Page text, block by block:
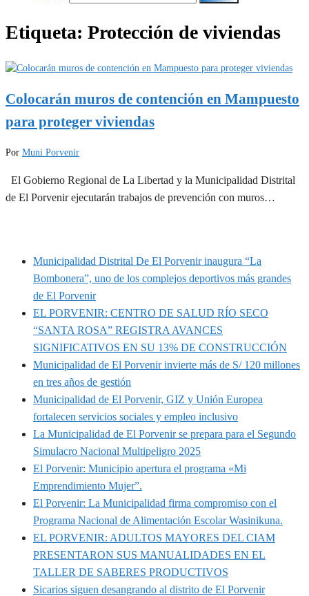
Etiqueta: Protección de viviendas
Colocarán muros de contención en Mampuesto
para proteger viviendas
Por Muni Porvenir
El Gobierno Regional de La Libertad y la Municipalidad Distrital
de El Porvenir ejecutarán trabajos de prevención con muros…
Municipalidad Distrital De El Porvenir inaugura “La
Bombonera”, uno de los complejos deportivos más grandes
de El Porvenir
EL PORVENIR: CENTRO DE SALUD RÍO SECO
“SANTA ROSA” REGISTRA AVANCES
SIGNIFICATIVOS EN SU 13% DE CONSTRUCCIÓN
Municipalidad de El Porvenir invierte más de S/ 120 millones
en tres años de gestión
Municipalidad de El Porvenir, GIZ y Unión Europea
fortalecen servicios sociales y empleo inclusivo
La Municipalidad de El Porvenir se prepara para el Segundo
Simulacro Nacional Multipeligro 2025
El Porvenir: Municipio apertura el programa «Mi
Emprendimiento Mujer”.
El Porvenir: La Municipalidad firma compromiso con el
Programa Nacional de Alimentación Escolar Wasinikuna.
EL PORVENIR: ADULTOS MAYORES DEL CIAM
PRESENTARON SUS MANUALIDADES EN EL
TALLER DE SABERES PRODUCTIVOS
Sicarios siguen desangrando al distrito de El Porvenir